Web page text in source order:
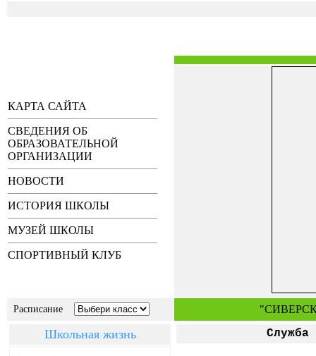
КАРТА САЙТА
СВЕДЕНИЯ ОБ
ОБРАЗОВАТЕЛЬНОЙ
ОРГАНИЗАЦИИ
НОВОСТИ
ИСТОРИЯ ШКОЛЫ
МУЗЕЙ ШКОЛЫ
СПОРТИВНЫЙ КЛУБ
Расписание
Школьная жизнь Служба